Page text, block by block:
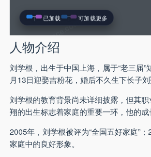
已加载 可加载更多
人物介绍
刘学根，出生于中国上海，属于“老三届
月13日迎娶吉粉花，婚后不久生下长子刘
刘学根的教育背景尚未详细披露，但其
翔的出生标志着家庭的重要一环，他的成
2005年，刘学根被评为“全国五好家庭”
家庭中的良好形象。